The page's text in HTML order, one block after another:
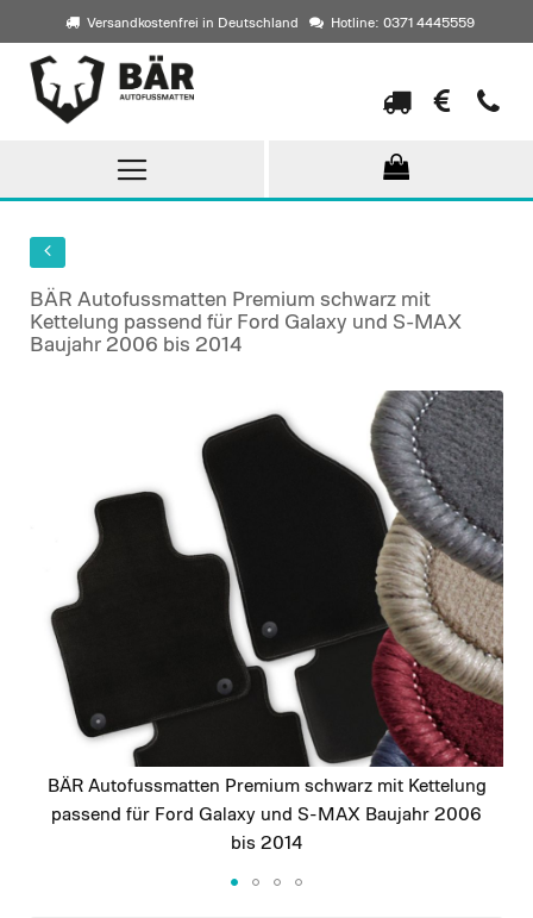
Versandkostenfrei in Deutschland Hotline: 0371 4445559
Direkt
zum
Inhalt
BÄR Autofussmatten Premium schwarz mit
Kettelung passend für Ford Galaxy und S-MAX
Baujahr 2006 bis 2014
images
gallery
BÄR Autofussmatten Premium schwarz mit Kettelung
passend für Ford Galaxy und S-MAX Baujahr 2006
bis 2014